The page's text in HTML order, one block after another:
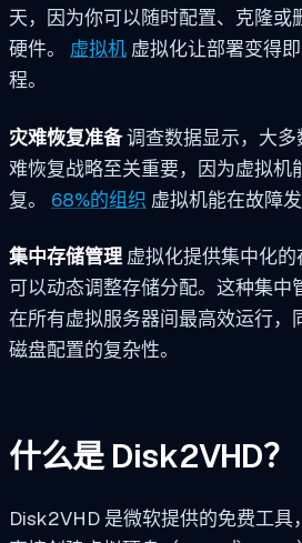
天，因为你可以随时配置、克隆或
硬件。 虚拟机 虚拟化让部署变得
程。
灾难恢复准备调查数据显示，大多
难恢复战略至关重要，因为虚拟机
复。 68%的组织 虚拟机能在故障
集中存储管理 虚拟化提供集中化
可以动态调整存储分配。这种集中
在所有虚拟服务器间最高效运行，
磁盘配置的复杂性。
什么是 Disk2VHD？
Disk2VHD 是微软提供的免费工具